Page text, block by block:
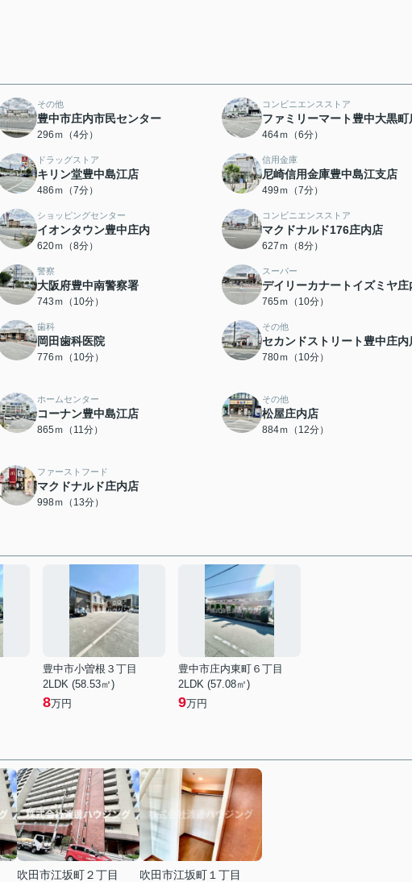
その他
豊中市庄内市民センター
296ｍ（4分）
コンビニエンスストア
ファミリーマート豊中大黒町
464ｍ（6分）
ドラッグストア
キリン堂豊中島江店
486ｍ（7分）
信用金庫
尼崎信用金庫豊中島江支店
499ｍ（7分）
ショッピングセンター
イオンタウン豊中庄内
620ｍ（8分）
コンビニエンスストア
マクドナルド176庄内店
627ｍ（8分）
警察
大阪府豊中南警察署
743ｍ（10分）
スーパー
デイリーカナートイズミヤ庄
765ｍ（10分）
歯科
岡田歯科医院
776ｍ（10分）
その他
セカンドストリート豊中庄内
780ｍ（10分）
ホームセンター
コーナン豊中島江店
865ｍ（11分）
その他
松屋庄内店
884ｍ（12分）
ファーストフード
マクドナルド庄内店
998ｍ（13分）
豊中市小曽根３丁目
2LDK (58.53㎡)
8万円
豊中市庄内東町６丁目
2LDK (57.08㎡)
9万円
吹田市江坂町２丁目
吹田市江坂町１丁目